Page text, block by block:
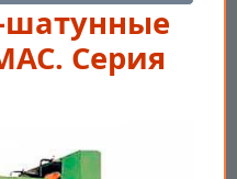
Серия